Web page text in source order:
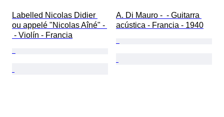
Labelled Nicolas Didier
ou appelé "Nicolas Aîné" -
- Violín - Francia
A. Di Mauro -  - Guitarra
acústica - Francia - 1940